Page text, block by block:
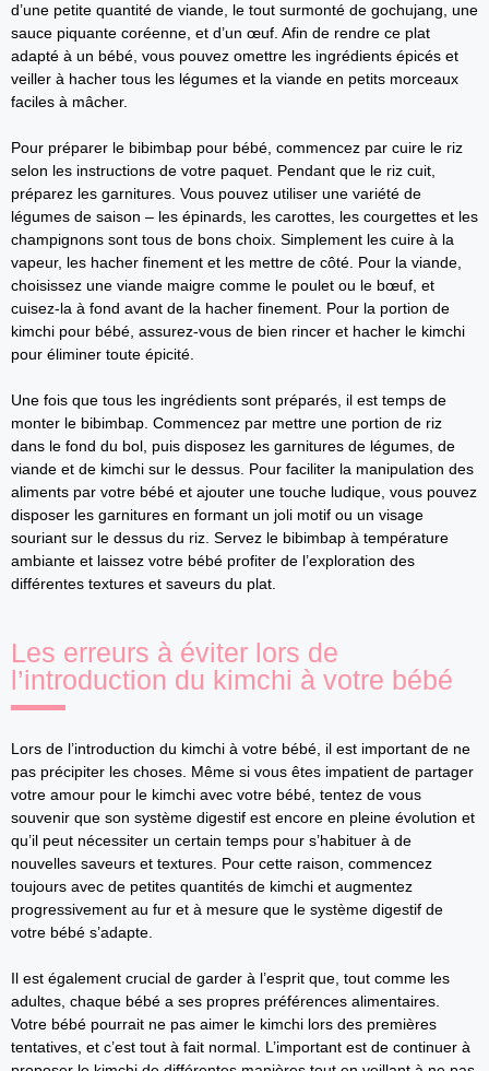
d’une petite quantité de viande, le tout surmonté de gochujang, une
sauce piquante coréenne, et d’un œuf. Afin de rendre ce plat
adapté à un bébé, vous pouvez omettre les ingrédients épicés et
veiller à hacher tous les légumes et la viande en petits morceaux
faciles à mâcher.
Pour préparer le bibimbap pour bébé, commencez par cuire le riz
selon les instructions de votre paquet. Pendant que le riz cuit,
préparez les garnitures. Vous pouvez utiliser une variété de
légumes de saison – les épinards, les carottes, les courgettes et les
champignons sont tous de bons choix. Simplement les cuire à la
vapeur, les hacher finement et les mettre de côté. Pour la viande,
choisissez une viande maigre comme le poulet ou le bœuf, et
cuisez-la à fond avant de la hacher finement. Pour la portion de
kimchi pour bébé, assurez-vous de bien rincer et hacher le kimchi
pour éliminer toute épicité.
Une fois que tous les ingrédients sont préparés, il est temps de
monter le bibimbap. Commencez par mettre une portion de riz
dans le fond du bol, puis disposez les garnitures de légumes, de
viande et de kimchi sur le dessus. Pour faciliter la manipulation des
aliments par votre bébé et ajouter une touche ludique, vous pouvez
disposer les garnitures en formant un joli motif ou un visage
souriant sur le dessus du riz. Servez le bibimbap à température
ambiante et laissez votre bébé profiter de l’exploration des
différentes textures et saveurs du plat.
Les erreurs à éviter lors de
l’introduction du kimchi à votre bébé
Lors de l’introduction du kimchi à votre bébé, il est important de ne
pas précipiter les choses. Même si vous êtes impatient de partager
votre amour pour le kimchi avec votre bébé, tentez de vous
souvenir que son système digestif est encore en pleine évolution et
qu’il peut nécessiter un certain temps pour s’habituer à de
nouvelles saveurs et textures. Pour cette raison, commencez
toujours avec de petites quantités de kimchi et augmentez
progressivement au fur et à mesure que le système digestif de
votre bébé s’adapte.
Il est également crucial de garder à l’esprit que, tout comme les
adultes, chaque bébé a ses propres préférences alimentaires.
Votre bébé pourrait ne pas aimer le kimchi lors des premières
tentatives, et c’est tout à fait normal. L’important est de continuer à